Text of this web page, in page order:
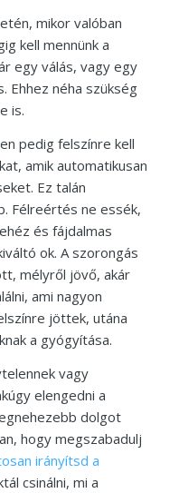
mikor valóban
kell mennünk a
egy válás, vagy egy
Ehhez néha szükség
is.
pedig felszínre kell
amik automatikusan
Ez talán
Félreértés ne essék,
és fájdalmas
ok. A szorongás
mélyről jövő, akár
ami nagyon
jöttek, utána
a gyógyítása.
vagy
elengedni a
dolgot
hogy megszabadulj
irányítsd a
csinálni, mi a